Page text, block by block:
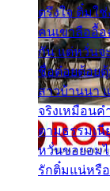
ตรึงใจ ติ๋มใ
คนเขาลืออื้
กัน แต่หวั่นจ
ชื่อต๋อยต้อยตุ้
สาวบ้านนา
จริงเหมือน
ตามธรรมเนี
หวั่นขอยอมไ
รักติ๋มแน่หรือ